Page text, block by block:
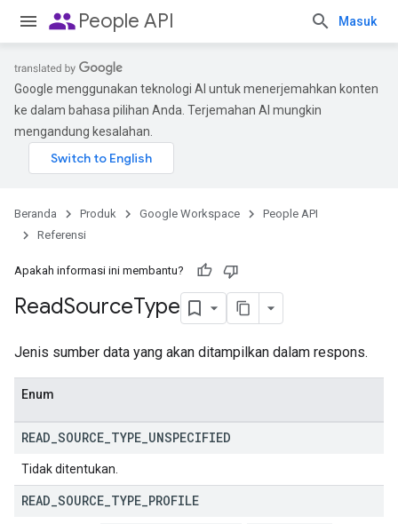
peoplePeople API Masuk
Google menggunakan teknologi AI untuk menerjemahkan konten
ke dalam bahasa pilihan Anda. Terjemahan AI mungkin
mengandung kesalahan.
Beranda Produk Google Workspace
People API
Referensi
Apakah informasi ini membantu?
ReadSourceType
Jenis sumber data yang akan ditampilkan dalam respons.
Enum
READ SOURCE TYPE UNSPECIFIED
Tidak ditentukan.
READ SOURCE TYPE PROFILE